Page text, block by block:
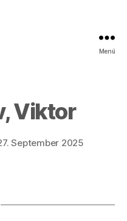
Menü
Viktor
September 2025